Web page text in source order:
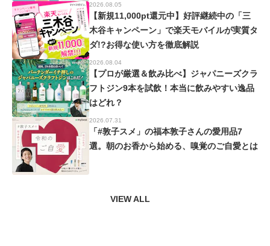
2026.08.05
【新規11,000pt還元中】好評継続中の「三
木谷キャンペーン」で楽天モバイルが実質タ
ダ!?お得な使い方を徹底解説
2026.08.04
【プロが厳選＆飲み比べ】ジャパニーズクラ
フトジン9本を試飲！本当に飲みやすい逸品
はどれ？
2026.07.31
「#敦子スメ」の福本敦子さんの愛用品7
選。朝のお香から始める、嗅覚のご自愛とは
VIEW ALL